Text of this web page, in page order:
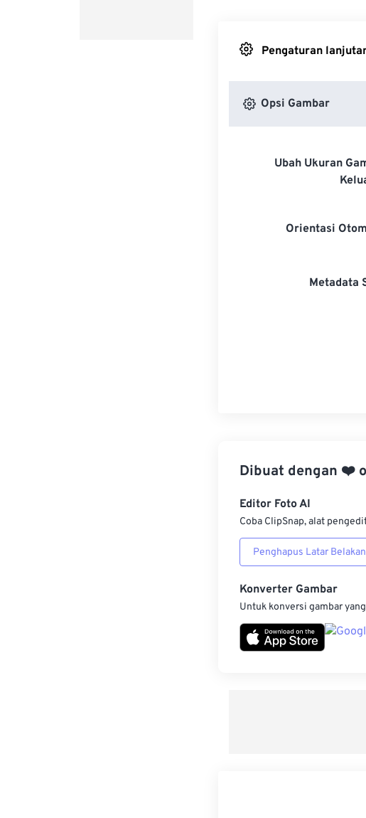
Pengaturan
Opsi Gambar
Ubah Ukuran
Orientasi
Metadata
Dibuat dengan ❤️
Editor Foto AI
Coba ClipSnap, alat
Penghapus Latar
Konverter Gambar
Untuk konversi gambar